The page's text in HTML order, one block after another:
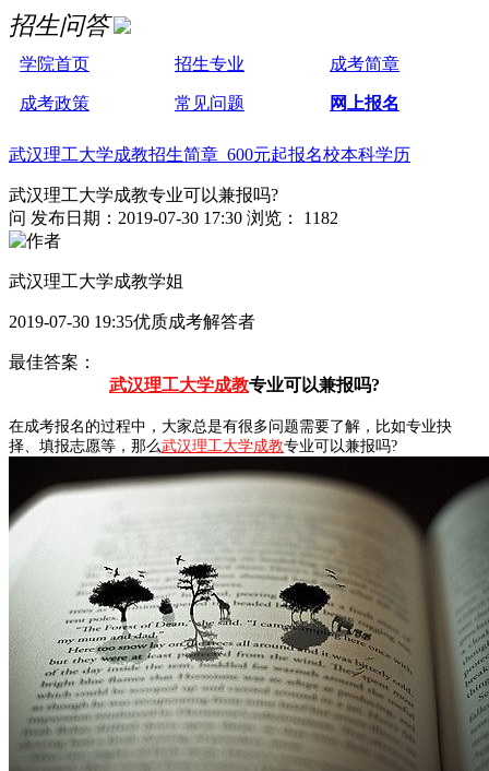
招生问答
学院首页 招生专业 成考简章
成考政策 常见问题 网上报名
武汉理工大学成教招生简章 600元起报名校本科学历
武汉理工大学成教专业可以兼报吗?
问 发布日期：2019-07-30 17:30 浏览： 1182
武汉理工大学成教学姐
2019-07-30 19:35优质成考解答者
最佳答案：
武汉理工大学成教专业可以兼报吗?
在成考报名的过程中，大家总是有很多问题需要了解，比如专业抉
择、填报志愿等，那么武汉理工大学成教专业可以兼报吗?